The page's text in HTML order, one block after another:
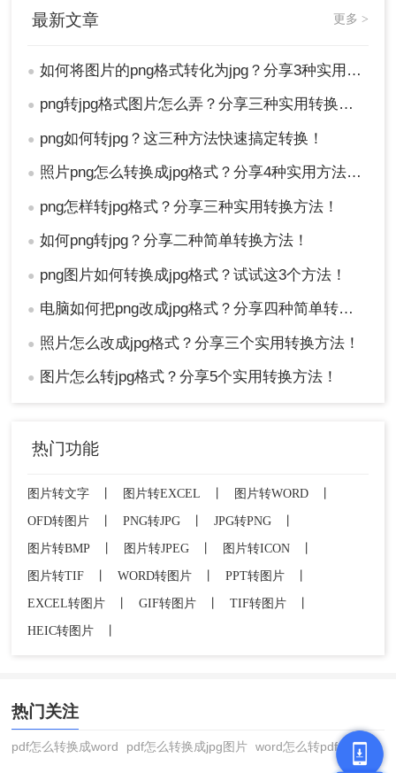
最新文章 更多 >
● 如何将图片的png格式转化为jpg？分享3种实用转换方法！
● png转jpg格式图片怎么弄？分享三种实用转换方法！
● png如何转jpg？这三种方法快速搞定转换！
● 照片png怎么转换成jpg格式？分享4种实用方法~！
● png怎样转jpg格式？分享三种实用转换方法！
● 如何png转jpg？分享二种简单转换方法！
● png图片如何转换成jpg格式？试试这3个方法！
● 电脑如何把png改成jpg格式？分享四种简单转换方法！
● 照片怎么改成jpg格式？分享三个实用转换方法！
● 图片怎么转jpg格式？分享5个实用转换方法！
热门功能
图片转文字 图片转EXCEL 图片转WORD
OFD转图片
PNG转JPG JPG转PNG
图片转BMP
图片转JPEG 图片转ICON
图片转TIF
WORD转图片 PPT转图片
EXCEL转图片
GIF转图片 TIF转图片
HEIC转图片
热门关注
pdf怎么转换成word pdf怎么转换成jpg图片 word怎么转pdf